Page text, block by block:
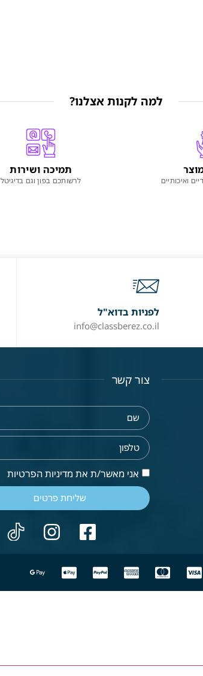
למה לקנות אצלנו?
ואיכותיים
תמיכה ושירות
לרשותכם בפון וגם בדיגיטל
לפניות בדוא"ל
info@classberez.co.il
צור קשר
אני מאשר/ת את מדיניות הפרטיות
שליחת פרטים